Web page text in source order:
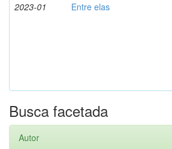
2023-01 Entre elas
Busca facetada
Autor